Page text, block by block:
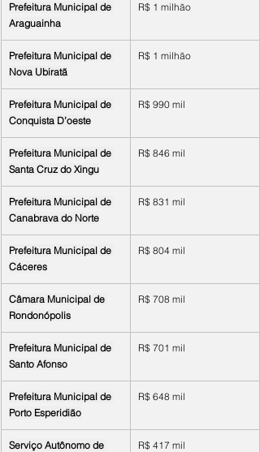
Prefeitura Municipal de
Araguainha
R$ 1 milhão
Prefeitura Municipal de
Nova Ubiratã
R$ 1 milhão
Prefeitura Municipal de
Conquista D’oeste
R$ 990 mil
Prefeitura Municipal de
Santa Cruz do Xingu
R$ 846 mil
Prefeitura Municipal de
Canabrava do Norte
R$ 831 mil
Prefeitura Municipal de
Cáceres
R$ 804 mil
Câmara Municipal de
Rondonópolis
R$ 708 mil
Prefeitura Municipal de
Santo Afonso
R$ 701 mil
Prefeitura Municipal de
Porto Esperidião
R$ 648 mil
Serviço Autônomo de
R$ 417 mil